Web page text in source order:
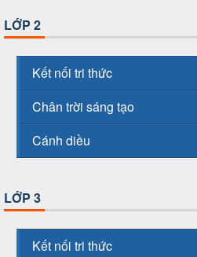
LỚP 2
Kết nối tri thức
Chân trời sáng tạo
Cánh diều
LỚP 3
Kết nối tri thức